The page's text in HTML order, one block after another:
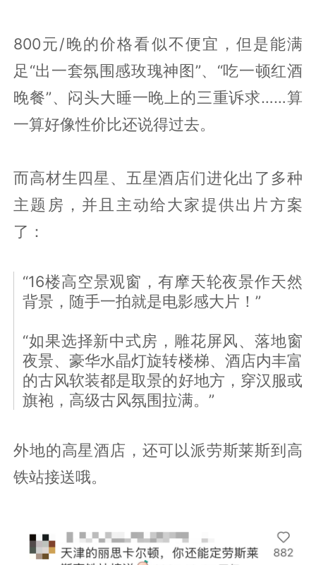
800元/晚的价格看似不便宜，但是能满
足“出一套氛围感玫瑰神图”、“吃一顿红酒
晚餐”、闷头大睡一晚上的三重诉求……算
一算好像性价比还说得过去。
而高材生四星、五星酒店们进化出了多种
主题房，并且主动给大家提供出片方案
了：
“16楼高空景观窗，有摩天轮夜景作天然
背景，随手一拍就是电影感大片！”
“如果选择新中式房，雕花屏风、落地窗
夜景、豪华水晶灯旋转楼梯、酒店内丰富
的古风软装都是取景的好地方，穿汉服或
旗袍，高级古风氛围拉满。”
外地的高星酒店，还可以派劳斯莱斯到高
铁站接送哦。